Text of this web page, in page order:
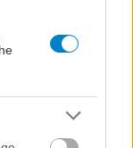
θεραπείας
το έντερο
Πάρκινσον